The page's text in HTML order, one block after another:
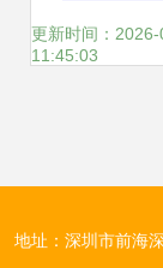
业ERP
更新时间：2026-
11:45:03
地址：深圳市前海